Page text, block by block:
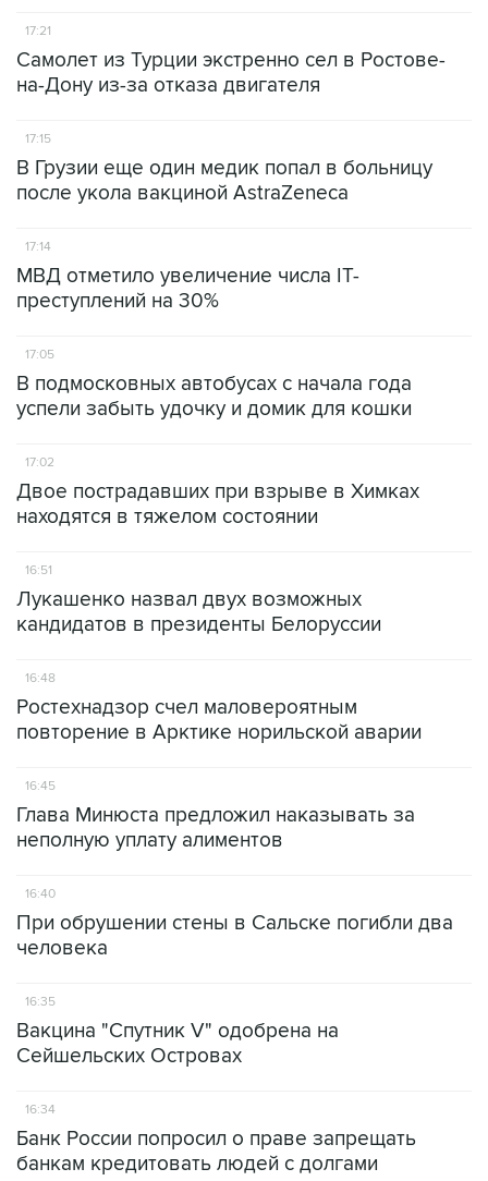
17:21
Самолет из Турции экстренно сел в Ростове-
на-Дону из-за отказа двигателя
17:15
В Грузии еще один медик попал в больницу
после укола вакциной AstraZeneca
17:14
МВД отметило увеличение числа IT-
преступлений на 30%
17:05
В подмосковных автобусах с начала года
успели забыть удочку и домик для кошки
17:02
Двое пострадавших при взрыве в Химках
находятся в тяжелом состоянии
16:51
Лукашенко назвал двух возможных
кандидатов в президенты Белоруссии
16:48
Ростехнадзор счел маловероятным
повторение в Арктике норильской аварии
16:45
Глава Минюста предложил наказывать за
неполную уплату алиментов
16:40
При обрушении стены в Сальске погибли два
человека
16:35
Вакцина "Спутник V" одобрена на
Сейшельских Островах
16:34
Банк России попросил о праве запрещать
банкам кредитовать людей с долгами